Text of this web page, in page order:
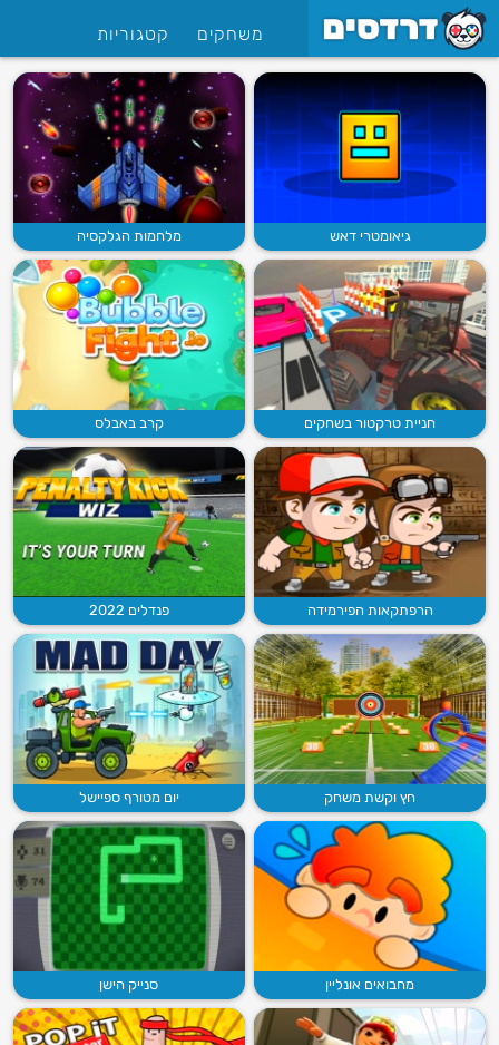
משחקים קטגוריות
גיאומטרי דאש מלחמות הגלקסיה
חניית טרקטור בשחקים קרב באבלס
הרפתקאות הפירמידה פנדלים 2022
חץ וקשת משחק יום מטורף ספיישל
מחבואים אונליין סנייק הישן